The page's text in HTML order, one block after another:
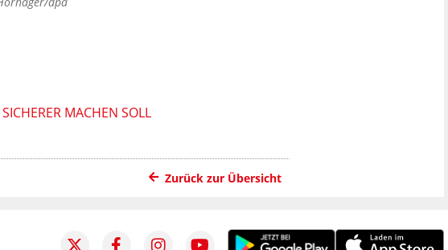
MACHEN SOLL
Zurück zur Übersicht